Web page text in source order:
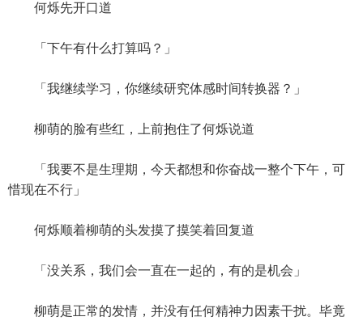
何烁先开口道
「下午有什么打算吗？」
「我继续学习，你继续研究体感时间转换器？」
柳萌的脸有些红，上前抱住了何烁说道
「我要不是生理期，今天都想和你奋战一整个下午，可
惜现在不行」
何烁顺着柳萌的头发摸了摸笑着回复道
「没关系，我们会一直在一起的，有的是机会」
柳萌是正常的发情，并没有任何精神力因素干扰。毕竟